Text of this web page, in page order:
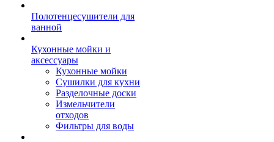
Полотенцесушители для
ванной
Кухонные мойки и
аксессуары
Кухонные мойки
Сушилки для кухни
Разделочные доски
Измельчители
отходов
Фильтры для воды